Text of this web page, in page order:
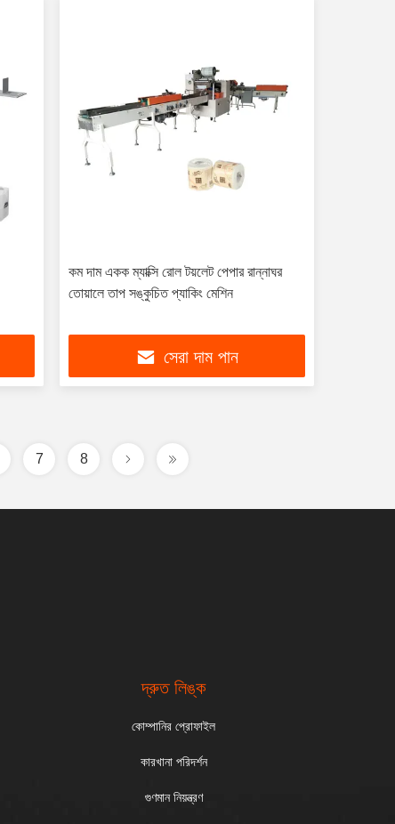
কম দাম একক ম্যাক্সি রোল টয়লেট পেপার রান্নাঘর
তোয়ালে তাপ সঙ্কুচিত প্যাকিং মেশিন
সেরা দাম পান
7 8
দ্রুত লিঙ্ক
কোম্পানির প্রোফাইল
কারখানা পরিদর্শন
গুণমান নিয়ন্ত্রণ